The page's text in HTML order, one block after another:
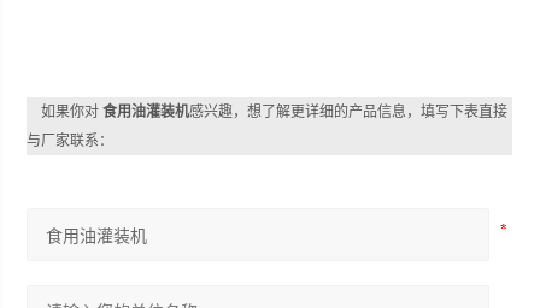
如果你对食用油灌装机感兴趣，想了解更详细的产品信息，填写下表直接
与厂家联系：